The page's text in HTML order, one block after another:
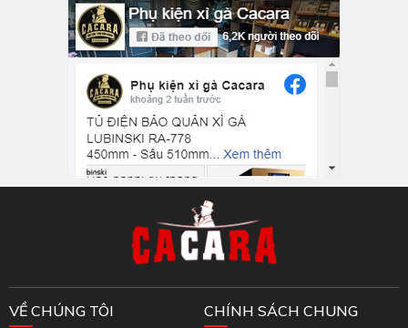
VỀ CHÚNG TÔI CHÍNH SÁCH CHUNG